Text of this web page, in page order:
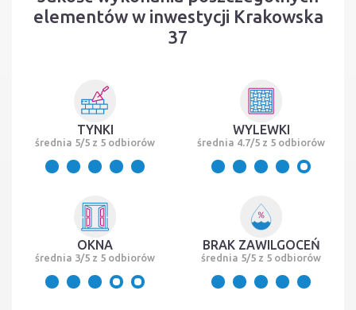
elementów w inwestycji Krakowska
37
TYNKI
średnia 5/5 z 5 odbiorów
WYLEWKI
średnia 4.7/5 z 5 odbiorów
OKNA
średnia 3/5 z 5 odbiorów
BRAK ZAWILGOCEŃ
średnia 5/5 z 5 odbiorów